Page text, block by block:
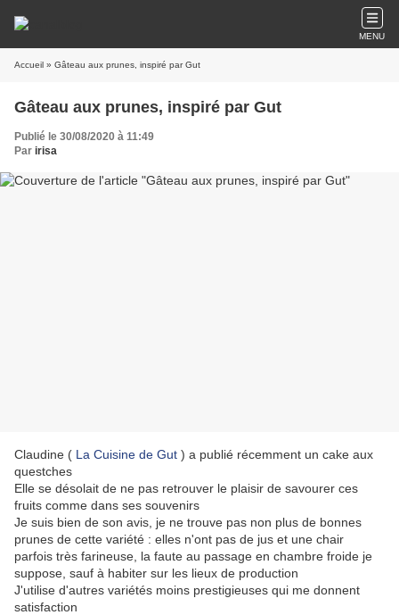
MENU
Accueil » Gâteau aux prunes, inspiré par Gut
Gâteau aux prunes, inspiré par Gut
Publié le 30/08/2020 à 11:49
Par irisa
Claudine ( La Cuisine de Gut ) a publié récemment un cake aux
questches
Elle se désolait de ne pas retrouver le plaisir de savourer ces
fruits comme dans ses souvenirs
Je suis bien de son avis, je ne trouve pas non plus de bonnes
prunes de cette variété : elles n'ont pas de jus et une chair
parfois très farineuse, la faute au passage en chambre froide je
suppose, sauf à habiter sur les lieux de production
J'utilise d'autres variétés moins prestigieuses qui me donnent
satisfaction